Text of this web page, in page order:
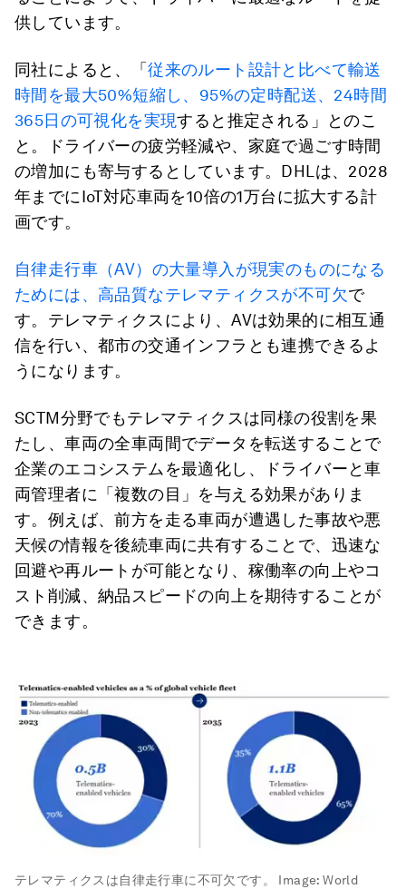
供しています。
同社によると、「従来のルート設計と比べて輸送
時間を最大50%短縮し、95%の定時配送、24時間
365日の可視化を実現すると推定される」とのこ
と。ドライバーの疲労軽減や、家庭で過ごす時間
の増加にも寄与するとしています。DHLは、2028
年までにIoT対応車両を10倍の1万台に拡大する計
画です。
自律走行車（AV）の大量導入が現実のものになる
ためには、高品質なテレマティクスが不可欠で
す。テレマティクスにより、AVは効果的に相互通
信を行い、都市の交通インフラとも連携できるよ
うになります。
SCTM分野でもテレマティクスは同様の役割を果
たし、車両の全車両間でデータを転送することで
企業のエコシステムを最適化し、ドライバーと車
両管理者に「複数の目」を与える効果がありま
す。例えば、前方を走る車両が遭遇した事故や悪
天候の情報を後続車両に共有することで、迅速な
回避や再ルートが可能となり、稼働率の向上やコ
スト削減、納品スピードの向上を期待することが
できます。
テレマティクスは自律走行車に不可欠です。 Image:World